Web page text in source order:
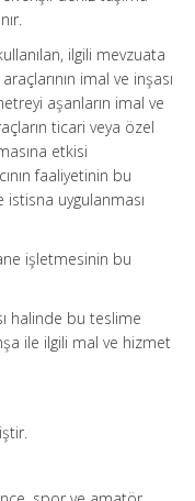
ilgili mevzuata
imal ve inşası
aşanların imal ve
ticari veya özel
etkisi
faaliyetinin bu
istisna uygulanması
işletmesinin bu
halinde bu teslime
ile ilgili mal ve hizmet